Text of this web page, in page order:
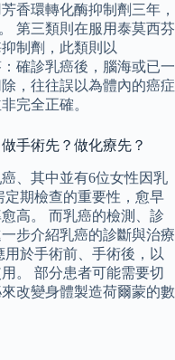
香環轉化酶抑制劑三年，
第三類則在服用泰莫西芬
制劑，此類則以
確診乳癌後，腦海或已一
，往往誤以為體內的癌症
完全正確。
手術先？做化療先？
、其中並有6位女性因乳
期檢查的重要性，愈早
高。 而乳癌的檢測、診
步介紹乳癌的診斷與治療
於手術前、手術後，以
。 部分患者可能需要切
改變身體製造荷爾蒙的數